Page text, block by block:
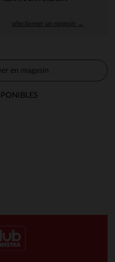
sélectionner un magasin →
en magasin